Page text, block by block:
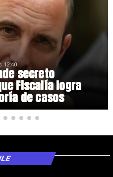
secreto
Fiscalía logra
de casos
12:40